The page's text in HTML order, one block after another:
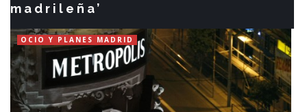
madrileña’
OCIO Y PLANES MADRID